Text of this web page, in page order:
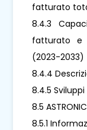
fatturato
8.4.3
fatturato e
(2023-2033)
8.4.4
8.4.5
8.5
8.5.1